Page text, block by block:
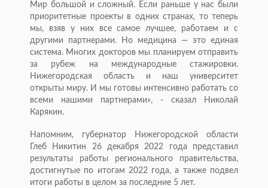
Мир большой и сложный. Если раньше у нас были
приоритетные проекты в одних странах, то теперь
мы, взяв у них все самое лучшее, работаем и с
другими партнерами. Но медицина — это единая
система. Многих докторов мы планируем отправить
за рубеж на международные стажировки.
Нижегородская область и наш университет
открыты миру. И мы готовы интенсивно работать со
всеми нашими партнерами», - сказал Николай
Карякин.
Напомним, губернатор Нижегородской области
Глеб Никитин 26 декабря 2022 года представил
результаты работы регионального правительства,
достигнутые по итогам 2022 года, а также подвел
итоги работы в целом за последние 5 лет.